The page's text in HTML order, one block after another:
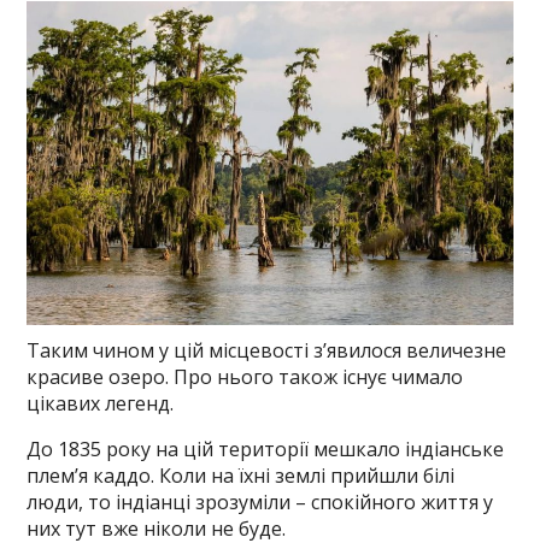
Таким чином у цій місцевості з’явилося величезне
красиве озеро. Про нього також існує чимало
цікавих легенд.
До 1835 року на цій території мешкало індіанське
плем’я каддо. Коли на їхні землі прийшли білі
люди, то індіанці зрозуміли – спокійного життя у
них тут вже ніколи не буде.